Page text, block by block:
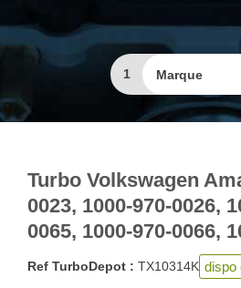
1
Turbo Volkswagen
0023, 1000-970-0026,
0065, 1000-970-0066,
Ref TurboDepot : TX10314K dispo